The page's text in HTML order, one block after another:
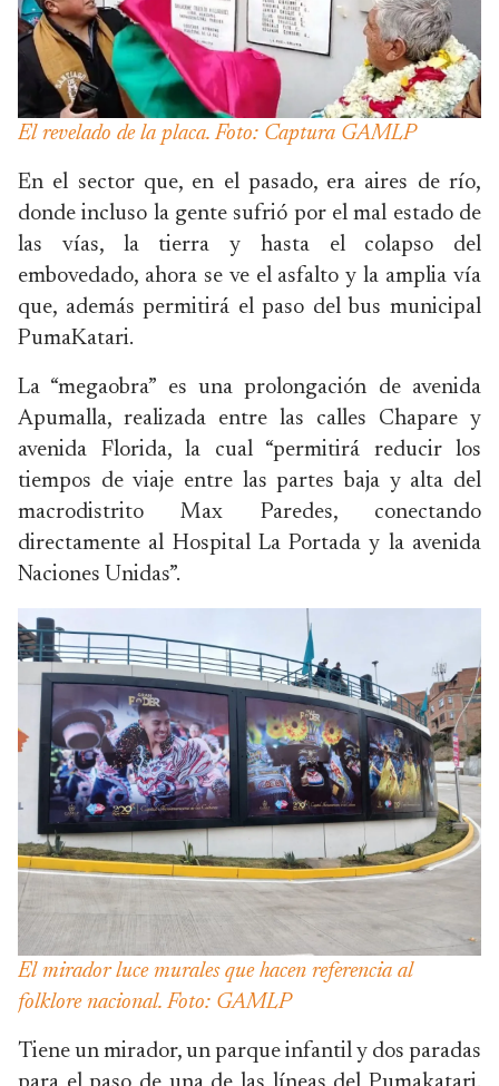
El revelado de la placa. Foto: Captura GAMLP
En el sector que, en el pasado, era aires de río,
donde incluso la gente sufrió por el mal estado de
las vías, la tierra y hasta el colapso del
embovedado, ahora se ve el asfalto y la amplia vía
que, además permitirá el paso del bus municipal
PumaKatari.
La “megaobra” es una prolongación de avenida
Apumalla, realizada entre las calles Chapare y
avenida Florida, la cual “permitirá reducir los
tiempos de viaje entre las partes baja y alta del
macrodistrito Max Paredes, conectando
directamente al Hospital La Portada y la avenida
Naciones Unidas”.
El mirador luce murales que hacen referencia al
folklore nacional. Foto: GAMLP
Tiene un mirador, un parque infantil y dos paradas